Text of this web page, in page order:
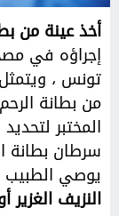
ميثاق
رسالة
معلومات
إقامتك
الغرف
التغذية
تكاليف
الاتصال،
المرافقة
أخذ عينة من
إجراؤه في
تونس ،
من بطانة
المختبر
سرطان بطانة
يوصي الطبيب
النزيف الغزير